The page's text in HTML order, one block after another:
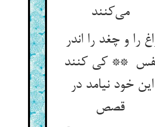
می‌کنند
را و چغد را اندر
** کی کنند
این خود نیامد در
قصص